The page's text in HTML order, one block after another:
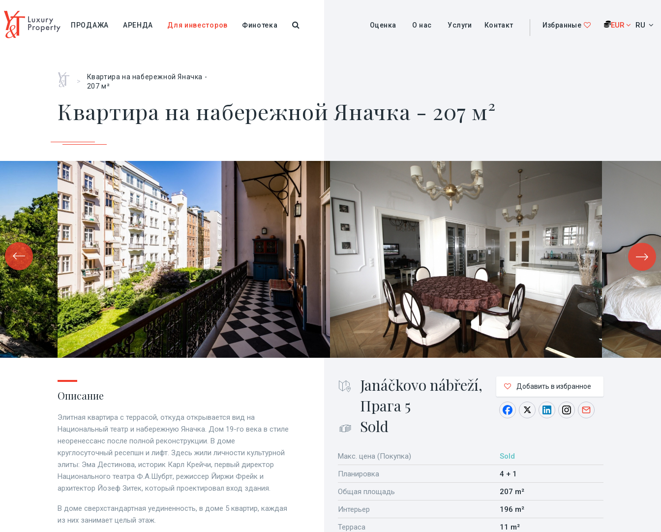
ПРОДАЖА АРЕНДА Для инвесторов Финотека Оценка О нас Услуги Контакт Избранные EUR RU
Главная
>
Квартира на набережной Яначка -
207 м²
Квартира на набережной Яначка - 207 м²
Janáčkovo nábřeží,
Прага 5
Sold
Добавить в избранное
Макс. цена (Покупка)
Sold
Планировка
4 + 1
Общая площадь
207 m²
Интерьер
196 m²
Терраса
11 m²
Описание
Элитная квартира с террасой, откуда открывается вид на
Национальный театр и набережную Яначка. Дом 19-го века в стиле
неоренессанс после полной реконструкции. В доме
круглосуточный ресепшн и лифт. Здесь жили личности культурной
элиты: Эма Дестинова, историк Карл Крейчи, первый директор
Национального театра Ф.А.Шубрт, режиссер Йиржи Фрейк и
архитектор Йозеф Зитек, который проектировал вход здания.
В доме сверхстандартная уединенность, в доме 5 квартир, каждая
из них занимает целый этаж.